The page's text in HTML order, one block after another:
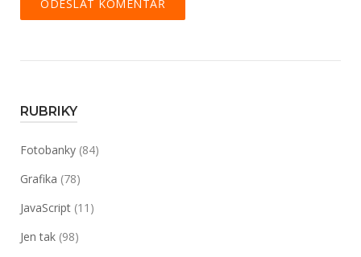
RUBRIKY
Fotobanky (84)
Grafika (78)
JavaScript (11)
Jen tak (98)